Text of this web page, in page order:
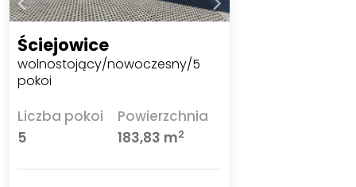
Ściejowice
wolnostojący/nowoczesny/5
pokoi
Liczba pokoi
5
Powierzchnia
183,83 m2